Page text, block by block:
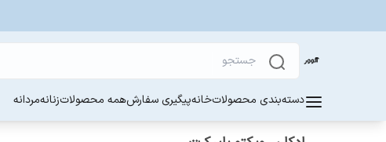
دسته‌بندی محصولاتخانهپیگیری سفارشهمه محصولاتزنانهمردانه